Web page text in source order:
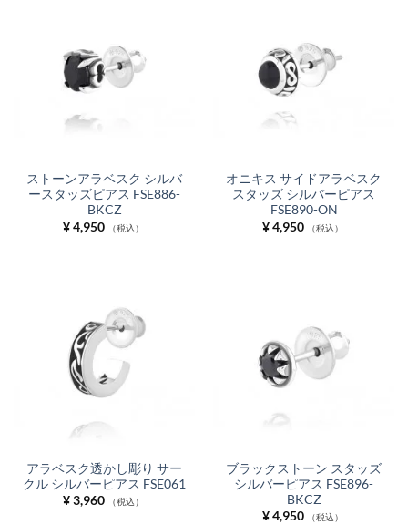
ストーンアラベスク シルバ
ースタッズピアス FSE886-
BKCZ
¥4,950 （税込）
オニキス サイドアラベスク
スタッズ シルバーピアス
FSE890-ON
¥4,950 （税込）
アラベスク透かし彫り サー
クル シルバーピアス FSE061
¥3,960 （税込）
ブラックストーン スタッズ
シルバーピアス FSE896-
BKCZ
¥4,950 （税込）